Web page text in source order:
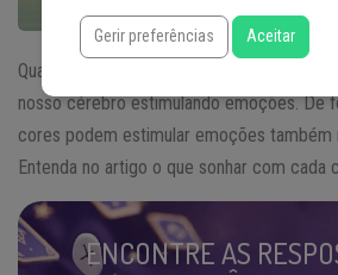
Quando estamos acordados, as
nosso cérebro estimulando emoções. De
cores podem estimular emoções também
Entenda no artigo o que sonhar com cada
ENCONTRE AS
Gerir preferências Aceitar